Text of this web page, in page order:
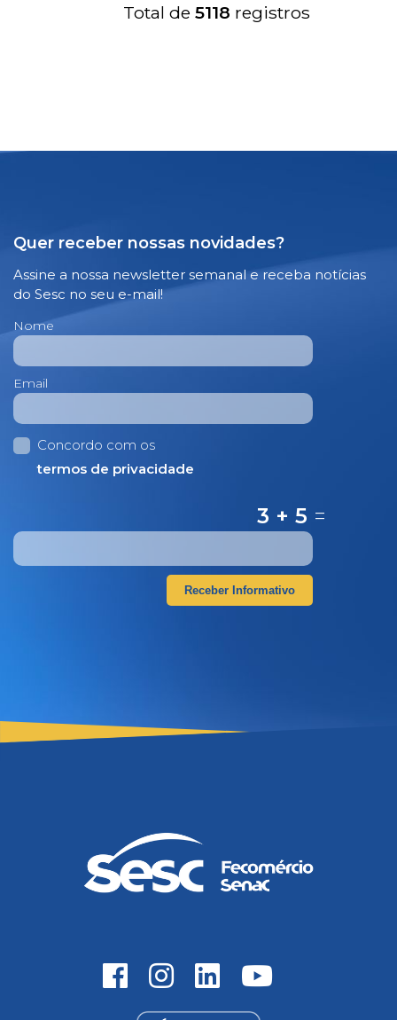
Total de 5118 registros
Quer receber nossas novidades?
Assine a nossa newsletter semanal e receba notícias
do Sesc no seu e-mail!
Nome
Email
Concordo com os
termos de privacidade
3 + 5 =
Receber Informativo